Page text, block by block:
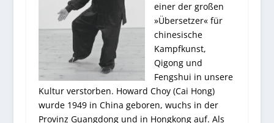
einer der großen
»Übersetzer« für
chinesische
Kampfkunst,
Qigong und
Fengshui in unsere
Kultur verstorben. Howard Choy (Cai Hong)
wurde 1949 in China geboren, wuchs in der
Provinz Guangdong und in Hongkong auf. Als